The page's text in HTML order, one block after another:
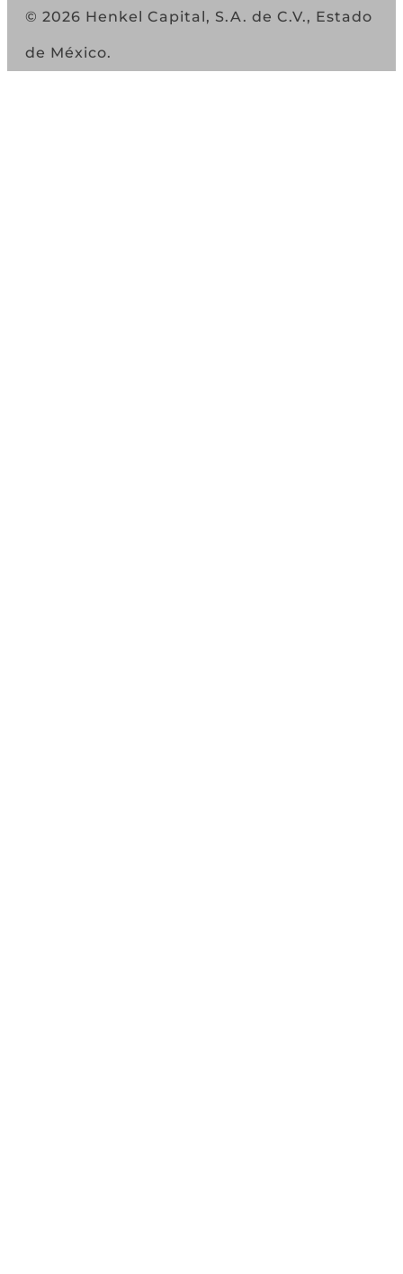
© 2026 Henkel Capital, S.A. de C.V., Estado
de México.